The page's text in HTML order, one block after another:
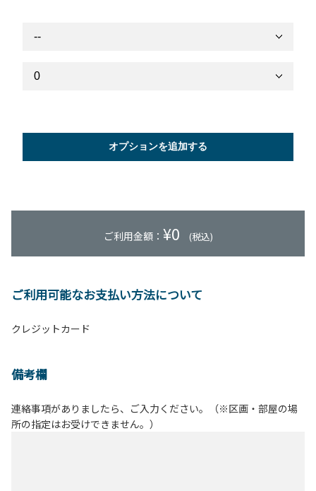
オプションを追加する
ご利用金額： ¥0 (税込)
ご利用可能なお支払い方法について
クレジットカード
備考欄
連絡事項がありましたら、ご入力ください。（※区画・部屋の場
所の指定はお受けできません。）